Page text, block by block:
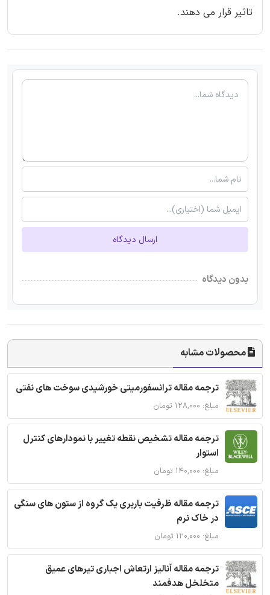
تاثیر قرار می دهند.
ارسال دیدگاه
بدون دیدگاه
محصولات مشابه
ترجمه مقاله ترانسفورمیتی خورشیدی سوخت های نفتی
مبلغ: ۱۲۸,۰۰۰ تومان
ترجمه مقاله تشخیص نقطه تغییر با نمودارهای کنترل
استوار
مبلغ: ۱۴۰,۰۰۰ تومان
ترجمه مقاله ظرفیت باربری یک گروه از ستون های سنگی
در خاک نرم
مبلغ: ۱۲۰,۰۰۰ تومان
ترجمه مقاله آنالیز ارتعاش اجباری تیرهای عمیق
متخلخل هدفمند